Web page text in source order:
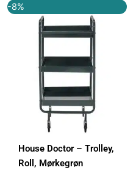
-8%
House Doctor – Trolley,
Roll, Mørkegrøn
oprindelige
pris
var:
1.300,00 kr..
aktuelle